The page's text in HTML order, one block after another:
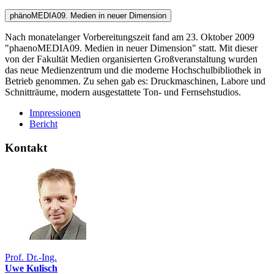
phänoMEDIA09. Medien in neuer Dimension
Nach monatelanger Vorbereitungszeit fand am 23. Oktober 2009
"phaenoMEDIA09. Medien in neuer Dimension" statt. Mit dieser
von der Fakultät Medien organisierten Großveranstaltung wurden
das neue Medienzentrum und die moderne Hochschulbibliothek in
Betrieb genommen. Zu sehen gab es: Druckmaschinen, Labore und
Schnitträume, modern ausgestattete Ton- und Fernsehstudios.
Impressionen
Bericht
Kontakt
Prof. Dr.-Ing.
Uwe Kulisch